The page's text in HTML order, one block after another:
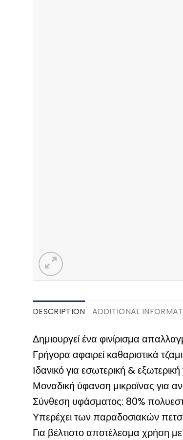
DESCRIPTION ADDITIONAL
Δημιουργεί ένα φινίρισμα
Γρήγορα αφαιρεί καθαριστικά
Ιδανικό για εσωτερική &
Μοναδική ύφανση μικροϊνας για
Σύνθεση υφάσματος: 80%
Υπερέχει των παραδοσιακών
Για βέλτιστο αποτέλεσμα